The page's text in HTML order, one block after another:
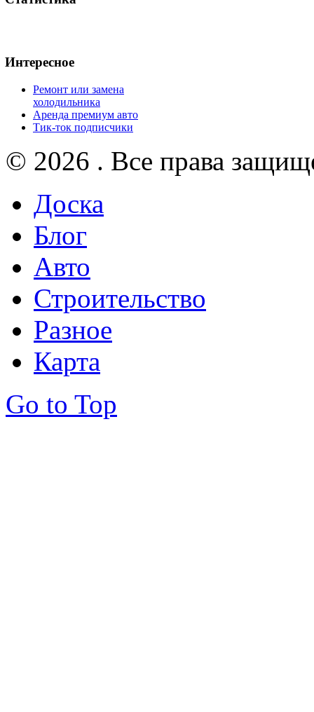
Интересное
Ремонт или замена
холодильника
Аренда премиум авто
Тик-ток подписчики
© 2026 . Все права
Доска
Блог
Авто
Строительство
Разное
Карта
Go to Top